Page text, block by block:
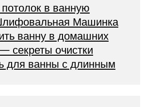
в ванную
Машинка
ванну в домашних
секреты очистки
для ванны с длинным